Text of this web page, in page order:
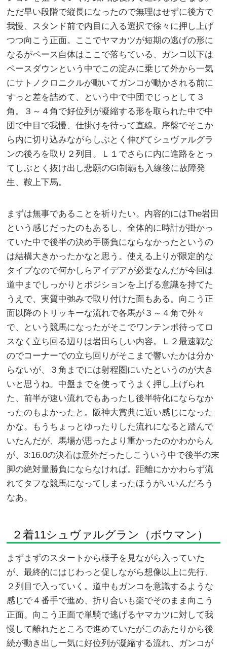
ただ早い段階で縦長になったので無理はせずに後方で
我慢、スタンド前で内目に入る選択で徐々に押し上げ
つつ向こう正面。ここでヤマカツが短期の逃げの形に
なるがペース自体はここで落ちている、ガンコ以下は
ペースダウンという中でこの淀みに乗じて外から一気
にサトノクロニクルが動いてガンコが動かされる前に
すっと差を詰めて、という中で中団でじっとして３
角。３～４角で好位列が凝縮する形を取られた中で中
団で中目で我慢、仕掛けを待って直線。序盤でそこか
ら内に切り込みながらしぶとく伸びてシュヴァルグラ
ンの後ろを取り２列目。Ｌ１でさらに内に進路をとっ
てしぶとく抜け出し悲願のGI制覇も入線後に故障発
生、鞍上下馬。
まずは無事であることを祈りたい。内容的にはThe岩田
という感じだったのもあるし、全体的に時計が掛かっ
ていた中で後半の決め手勝負にならなかったというの
は結構大きかったかなと思う。使える上りが限定的な
タイプなので何かしらアイデアが必要なんだが今回は
道中までしっかりとポジションを上げる意識を持てた
うえで、実質中弛みで取り付けた面もある。向こう正
面以降のトリッキーな流れで各馬が３～４角で外々
で、という競馬になったがそこでワンテンポ待ってロ
スなく立ち回る辺りは岩田らしい内容。Ｌ２最速戦な
のでコーナーでの立ち回りがそこまで響いたかは分か
らないが、３角までには射程圏にいたというのが大き
いと思うね。中盤までを使ってうまく押し上げられ
た、前半が速い流れでもあったし後半特化にならなか
ったのもよかったと。阪神大賞典に近い感じになった
かな。もうちょっとゆったりした流れになると踏んで
いたんだが、馬場が思ったより重かったのかわからん
が、3:16.0の決着は意外だったしこういう中で後半の末
脚の絶対量勝負にならなければ。距離にかかわらず流
れてタフな競馬になってしまったほうがいいんだろう
なあ。
２着11シュヴァルグラン（ボウマン）
まずまずのスタートから様子を見ながら入っていた
が、最終的にはじわっと促しながら想像以上に先行、
２列目で入っていく。道中もガンコを意識するような
感じで４番手で進め、折り合いも楽でそのまま向こう
正面。向こう正面で単騎で逃げるヤマカツに対して我
慢して離れたところで進めていたがこのあたりから後
続が動き出し一気に好位列が凝縮する流れ、ガンコが